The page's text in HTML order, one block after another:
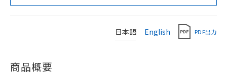
日本語 English PDF出力
商品概要